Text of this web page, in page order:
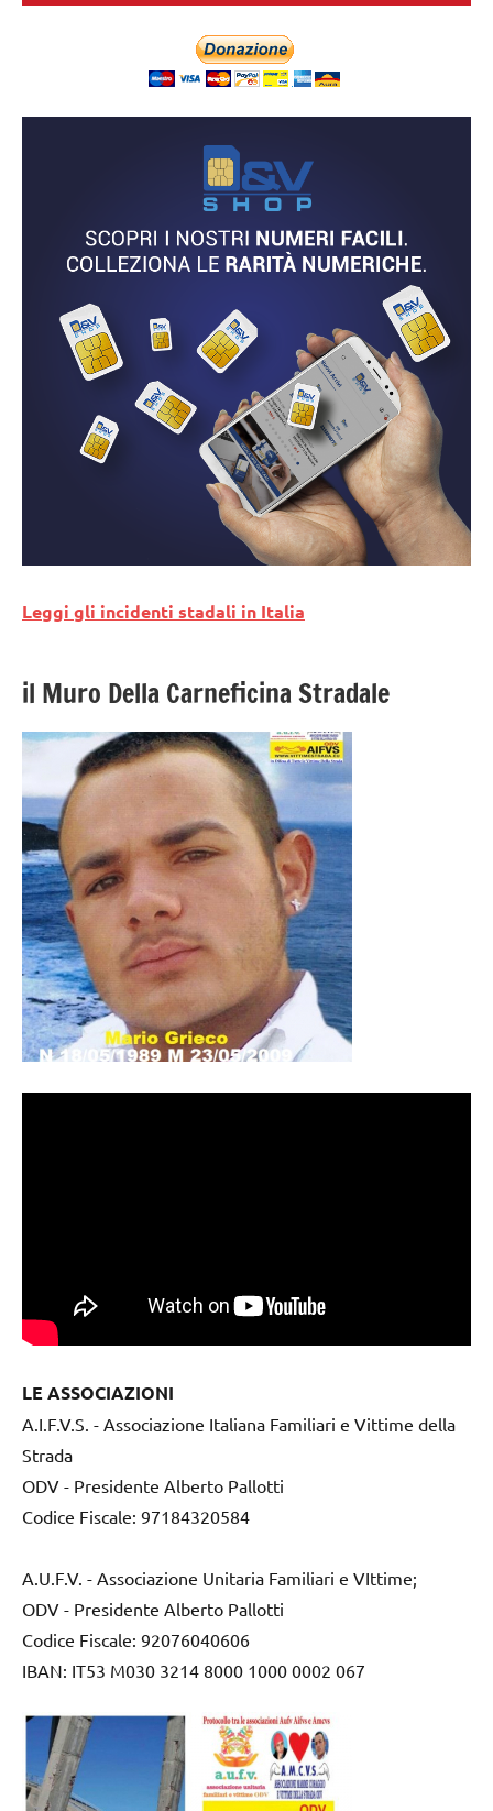
Leggi gli incidenti stadali in Italia
il Muro Della Carneficina Stradale
LE ASSOCIAZIONI
A.I.F.V.S. - Associazione Italiana Familiari e Vittime della
Strada
ODV - Presidente Alberto Pallotti
Codice Fiscale: 97184320584
A.U.F.V. - Associazione Unitaria Familiari e VIttime;
ODV - Presidente Alberto Pallotti
Codice Fiscale: 92076040606
IBAN: IT53 M030 3214 8000 1000 0002 067